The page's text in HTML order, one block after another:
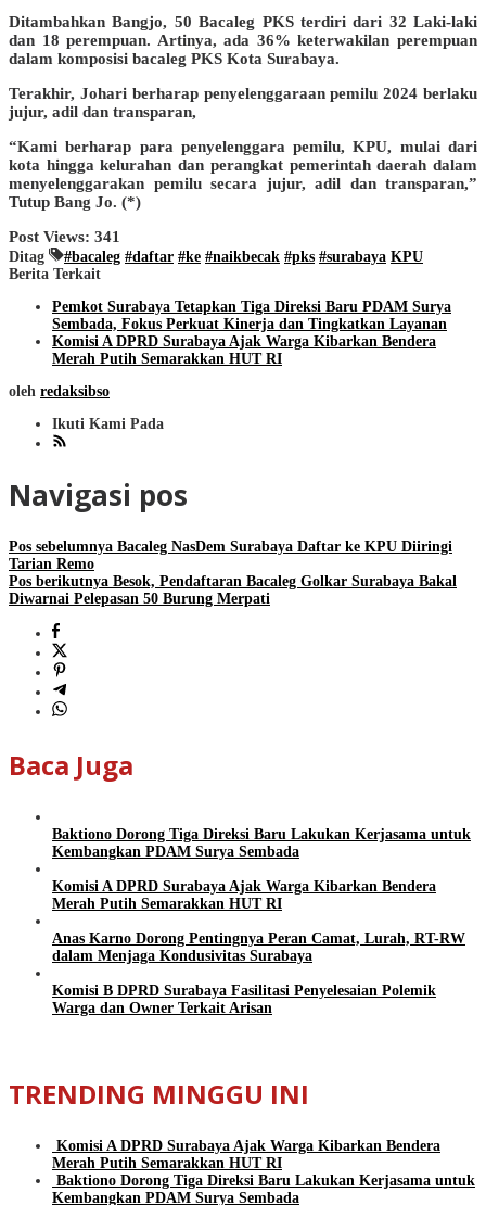
Ditambahkan Bangjo, 50 Bacaleg PKS terdiri dari 32 Laki-laki
dan 18 perempuan. Artinya, ada 36% keterwakilan perempuan
dalam komposisi bacaleg PKS Kota Surabaya.
Terakhir, Johari berharap penyelenggaraan pemilu 2024 berlaku
jujur, adil dan transparan,
“Kami berharap para penyelenggara pemilu, KPU, mulai dari
kota hingga kelurahan dan perangkat pemerintah daerah dalam
menyelenggarakan pemilu secara jujur, adil dan transparan,”
Tutup Bang Jo. (*)
Post Views: 341
Ditag #bacaleg #daftar #ke #naikbecak #pks #surabaya KPU
Berita Terkait
Pemkot Surabaya Tetapkan Tiga Direksi Baru PDAM Surya
Sembada, Fokus Perkuat Kinerja dan Tingkatkan Layanan
Komisi A DPRD Surabaya Ajak Warga Kibarkan Bendera
Merah Putih Semarakkan HUT RI
oleh redaksibso
Ikuti Kami Pada
Navigasi pos
Pos sebelumnya Bacaleg NasDem Surabaya Daftar ke KPU Diiringi
Tarian Remo
Pos berikutnya Besok, Pendaftaran Bacaleg Golkar Surabaya Bakal
Diwarnai Pelepasan 50 Burung Merpati
Baca Juga
Baktiono Dorong Tiga Direksi Baru Lakukan Kerjasama untuk
Kembangkan PDAM Surya Sembada
Komisi A DPRD Surabaya Ajak Warga Kibarkan Bendera
Merah Putih Semarakkan HUT RI
Anas Karno Dorong Pentingnya Peran Camat, Lurah, RT-RW
dalam Menjaga Kondusivitas Surabaya
Komisi B DPRD Surabaya Fasilitasi Penyelesaian Polemik
Warga dan Owner Terkait Arisan
TRENDING MINGGU INI
Komisi A DPRD Surabaya Ajak Warga Kibarkan Bendera
Merah Putih Semarakkan HUT RI
Baktiono Dorong Tiga Direksi Baru Lakukan Kerjasama untuk
Kembangkan PDAM Surya Sembada